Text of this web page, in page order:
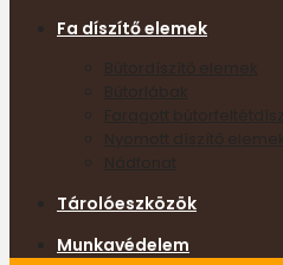
Fa díszítő elemek
Bútordíszítő elemek
Bútorlábak
Faragott bútorfeltétdísz
Nyomott díszítő elemek
Tárolóeszközök
Munkavédelem